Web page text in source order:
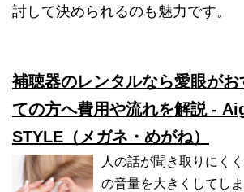
討して決められるのも魅力です。
補聴器のレンタルなら愛眼が
ての方へ費用や流れを解説 -
STYLE（メガネ・めがね）
人の話が聞き取りにく
の音量を大きくしてし